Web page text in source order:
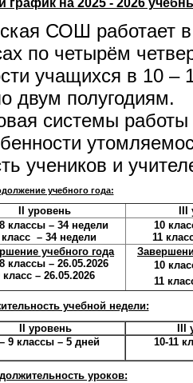
на 2025 - 2026
СОШ работает в
по четырём
учащихся в 10 –
двум полугодиям.
системы
учеников и
учебного года:
II уровень
классы – 34 недели
– 34 недели
10
11
учебного года
классы – 26.05.2026
класс – 26.05.2026
10
11
учебной недели:
II уровень
III
9 классы – 5 дней 10-11
уроков: